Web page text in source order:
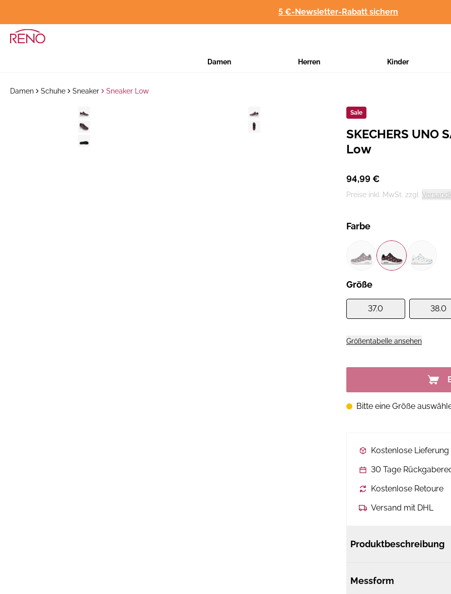
5 €-Newsletter-Rabatt sichern
Damen Herren Kinder
Damen Schuhe Sneaker Sneaker Low
Sale
Hersteller:
SKECHERS UNO
Low
94,99 €
Preise inkl. MwSt. zzgl.
Farbe
Größe
37.0 38.0
Größentabelle ansehen
Bitte eine Größe
Kostenlose
30 Tage
Kostenlose Retoure
Versand mit DHL
Produktbeschreibung
Messform